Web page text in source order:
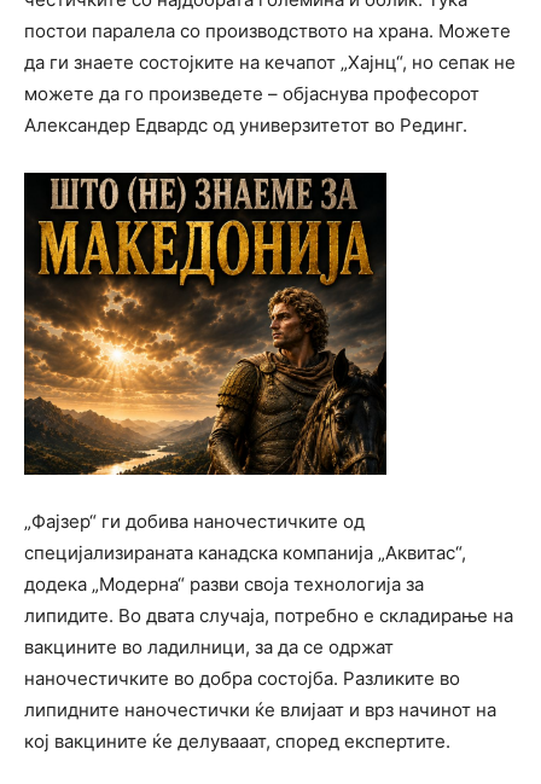
постои паралела со производството на храна. Можете
да ги знаете состојките на кечапот „Хајнц“, но сепак не
можете да го произведете – објаснува професорот
Александер Едвардс од универзитетот во Рединг.
„Фајзер“ ги добива наночестичките од
специјализираната канадска компанија „Аквитас“,
додека „Модерна“ разви своја технологија за
липидите. Во двата случаја, потребно е складирање на
вакцините во ладилници, за да се одржат
наночестичките во добра состојба. Разликите во
липидните наночестички ќе влијаат и врз начинот на
кој вакцините ќе делувааат, според експертите.